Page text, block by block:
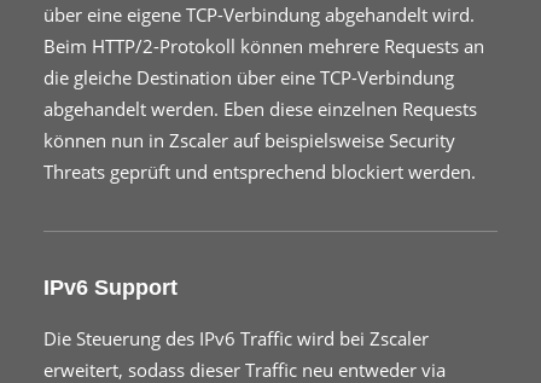
über eine eigene TCP-Verbindung abgehandelt wird.
Beim HTTP/2-Protokoll können mehrere Requests an
die gleiche Destination über eine TCP-Verbindung
abgehandelt werden. Eben diese einzelnen Requests
können nun in Zscaler auf beispielsweise Security
Threats geprüft und entsprechend blockiert werden.
IPv6 Support
Die Steuerung des IPv6 Traffic wird bei Zscaler
erweitert, sodass dieser Traffic neu entweder via